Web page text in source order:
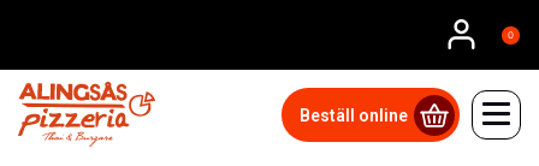
0
Beställ online